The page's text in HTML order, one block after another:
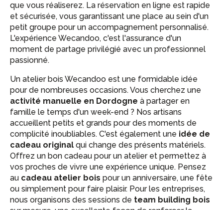
que vous réaliserez. La réservation en ligne est rapide
et sécurisée, vous garantissant une place au sein d'un
petit groupe pour un accompagnement personnalisé.
L'expérience Wecandoo, c'est l'assurance d'un
moment de partage privilégié avec un professionnel
passionné.
Un atelier bois Wecandoo est une formidable idée
pour de nombreuses occasions. Vous cherchez une
activité manuelle en Dordogne à partager en
famille le temps d'un week-end ? Nos artisans
accueillent petits et grands pour des moments de
complicité inoubliables. C'est également une idée de
cadeau original qui change des présents matériels.
Offrez un bon cadeau pour un atelier et permettez à
vos proches de vivre une expérience unique. Pensez
au cadeau atelier bois pour un anniversaire, une fête
ou simplement pour faire plaisir. Pour les entreprises,
nous organisons des sessions de team building bois